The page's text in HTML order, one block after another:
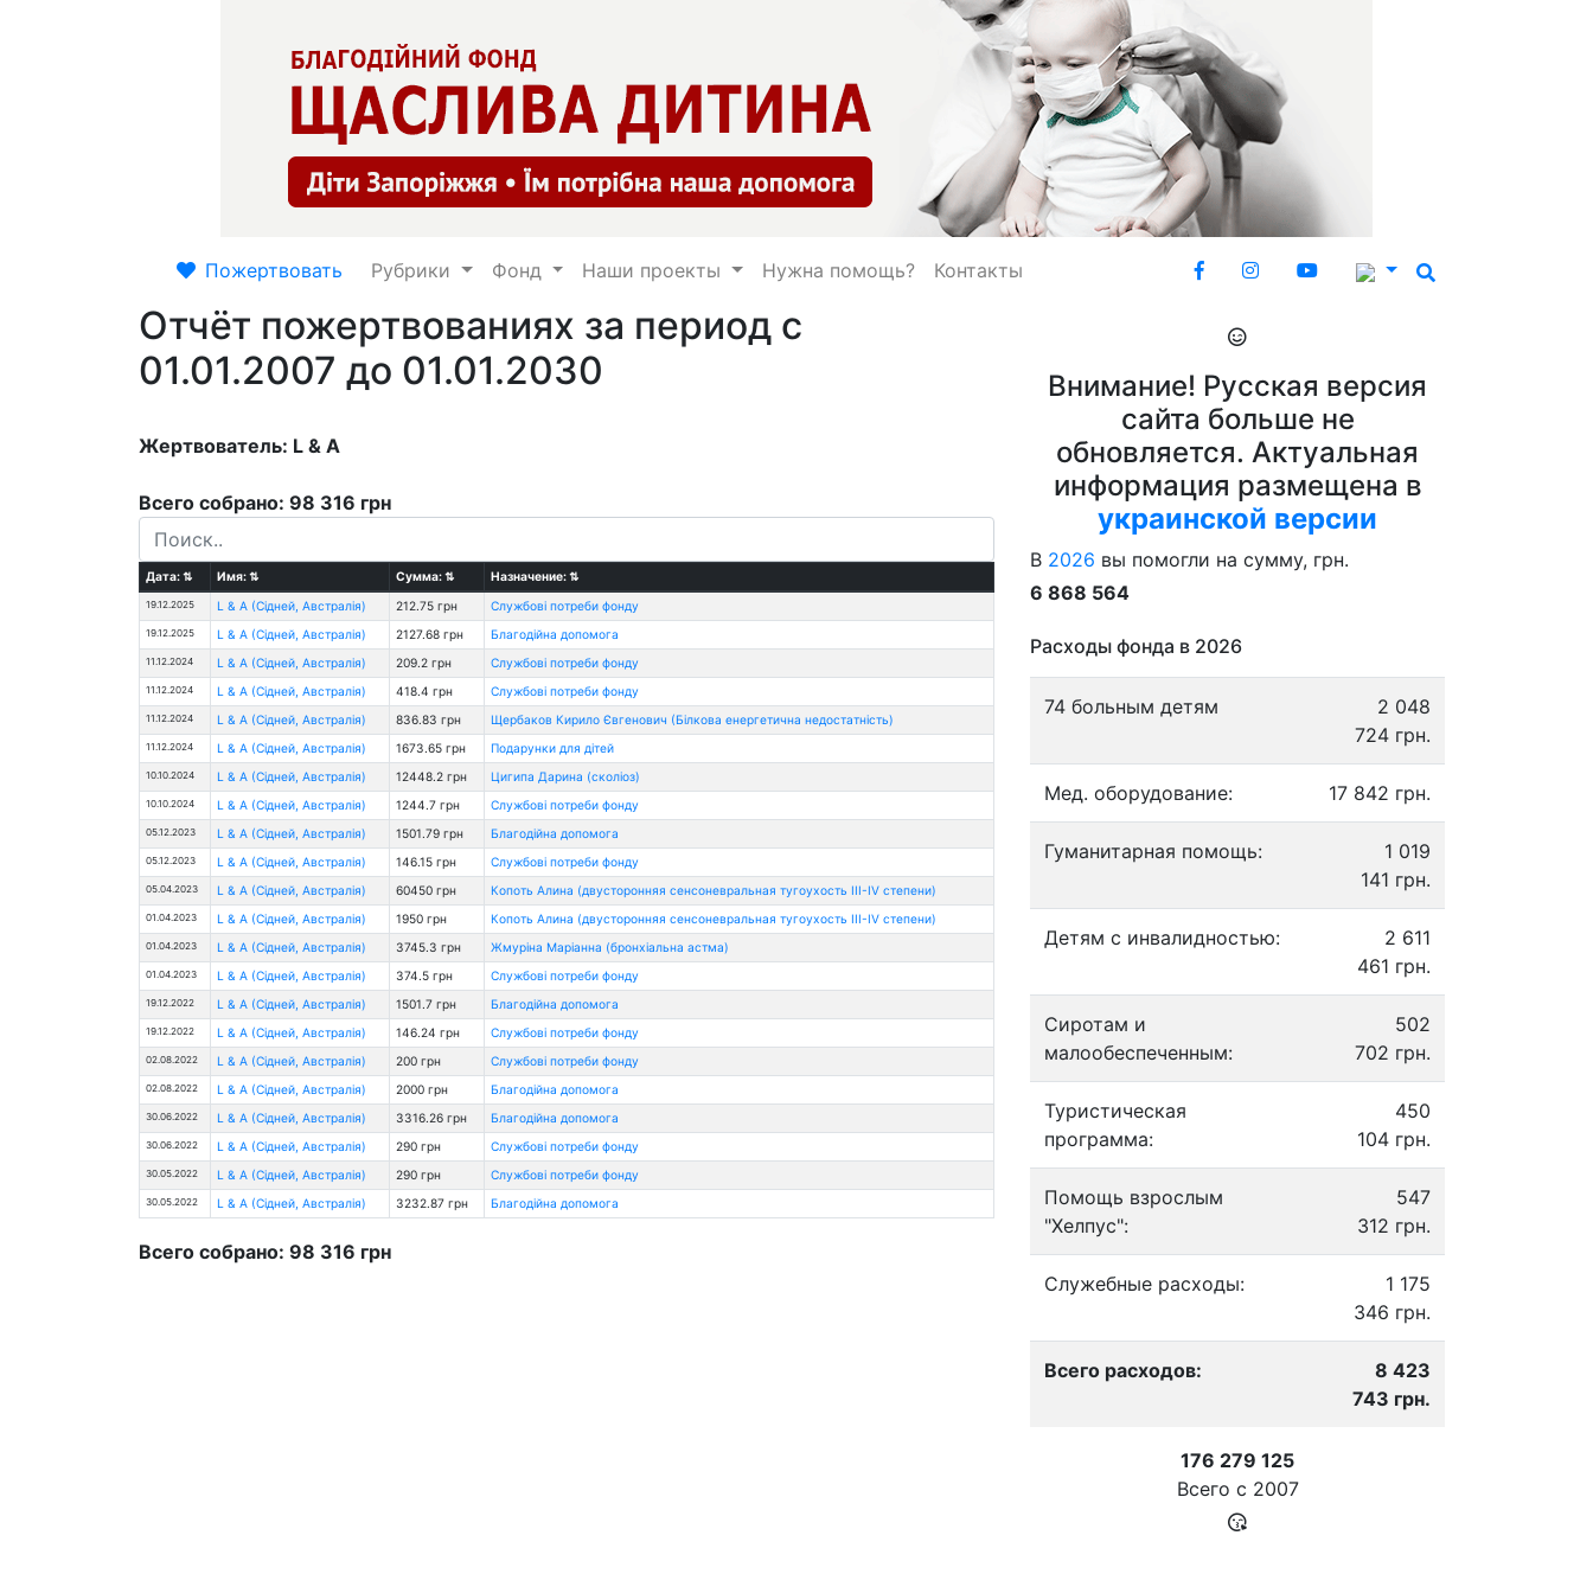
Пожертвовать Рубрики Фонд Наши проекты Нужна помощь? Контакты
Отчёт пожертвованиях за период с
01.01.2007 до 01.01.2030
Жертвователь: L & A
Всего собрано: 98 316 грн
Дата:⇅ Имя:⇅ Сумма:⇅ Назначение:⇅
19.12.2025 L & A (Сідней, Австралія) 212.75 грн Службові потреби фонду
19.12.2025 L & A (Сідней, Австралія) 2127.68 грн Благодійна допомога
11.12.2024 L & A (Сідней, Австралія) 209.2 грн Службові потреби фонду
11.12.2024 L & A (Сідней, Австралія) 418.4 грн Службові потреби фонду
11.12.2024 L & A (Сідней, Австралія) 836.83 грн Щербаков Кирило Євгенович (Білкова енергетична недостатність)
11.12.2024 L & A (Сідней, Австралія) 1673.65 грн Подарунки для дiтей
10.10.2024 L & A (Сідней, Австралія) 12448.2 грн Цигипа Дарина (сколіоз)
10.10.2024 L & A (Сідней, Австралія) 1244.7 грн Службові потреби фонду
05.12.2023 L & A (Сідней, Австралія) 1501.79 грн Благодійна допомога
05.12.2023 L & A (Сідней, Австралія) 146.15 грн Службові потреби фонду
05.04.2023 L & A (Сідней, Австралія) 60450 грн Копоть Алина (двусторонняя сенсоневральная тугоухость ІІІ-ІV степени)
01.04.2023 L & A (Сідней, Австралія) 1950 грн Копоть Алина (двусторонняя сенсоневральная тугоухость ІІІ-ІV степени)
01.04.2023 L & A (Сідней, Австралія) 3745.3 грн Жмуріна Маріанна (бронхіальна астма)
01.04.2023 L & A (Сідней, Австралія) 374.5 грн Службові потреби фонду
19.12.2022 L & A (Сідней, Австралія) 1501.7 грн Благодійна допомога
19.12.2022 L & A (Сідней, Австралія) 146.24 грн Службові потреби фонду
02.08.2022 L & A (Сідней, Австралія) 200 грн Службові потреби фонду
02.08.2022 L & A (Сідней, Австралія) 2000 грн Благодійна допомога
30.06.2022 L & A (Сідней, Австралія) 3316.26 грн Благодійна допомога
30.06.2022 L & A (Сідней, Австралія) 290 грн Службові потреби фонду
30.05.2022 L & A (Сідней, Австралія) 290 грн Службові потреби фонду
30.05.2022 L & A (Сідней, Австралія) 3232.87 грн Благодійна допомога
Всего собрано: 98 316 грн
Внимание! Русская версия
сайта больше не
обновляется. Актуальная
информация размещена в
украинской версии
В 2026 вы помогли на сумму, грн.
6 868 564
Расходы фонда в 2026
74 больным детям
2 048
724 грн.
Мед. оборудование: 17 842 грн.
Гуманитарная помощь:
1 019
141 грн.
Детям с инвалидностью:
2 611
461 грн.
Сиротам и
малообеспеченным:
502
702 грн.
Туристическая
программа:
450
104 грн.
Помощь взрослым
"Хелпус":
547
312 грн.
Служебные расходы:
1 175
346 грн.
Всего расходов:
8 423
743 грн.
176 279 125
Всего с 2007